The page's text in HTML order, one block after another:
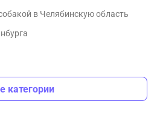
в Челябинскую область
категории